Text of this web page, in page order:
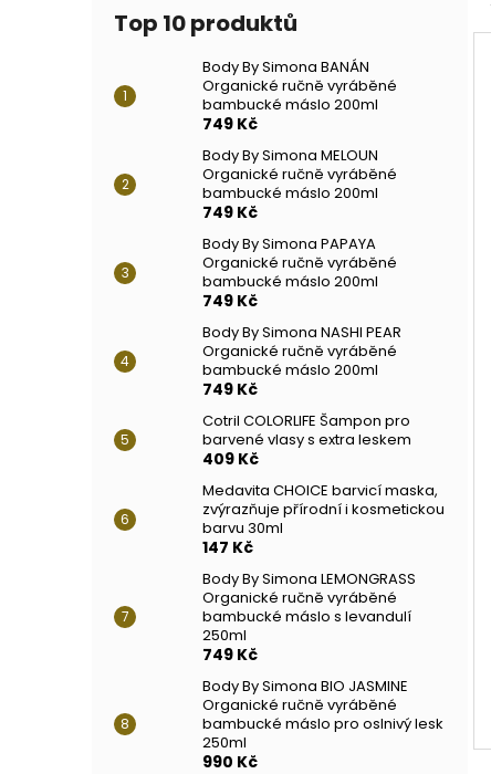
Top 10 produktů
Body By Simona BANÁN
Organické ručně vyráběné
bambucké máslo 200ml
749 Kč
Body By Simona MELOUN
Organické ručně vyráběné
bambucké máslo 200ml
749 Kč
Body By Simona PAPAYA
Organické ručně vyráběné
bambucké máslo 200ml
749 Kč
Body By Simona NASHI PEAR
Organické ručně vyráběné
bambucké máslo 200ml
749 Kč
Cotril COLORLIFE Šampon pro
barvené vlasy s extra leskem
409 Kč
Medavita CHOICE barvicí maska,
zvýrazňuje přírodní i kosmetickou
barvu 30ml
147 Kč
Body By Simona LEMONGRASS
Organické ručně vyráběné
bambucké máslo s levandulí
250ml
749 Kč
Body By Simona BIO JASMINE
Organické ručně vyráběné
bambucké máslo pro oslnivý lesk
250ml
990 Kč